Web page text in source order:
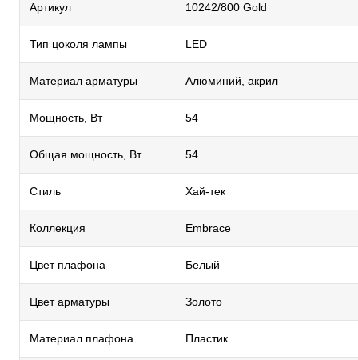
Артикул 10242/800 Gold
Тип цоколя лампы LED
Материал арматуры Алюминий, акрил
Мощность, Вт 54
Общая мощность, Вт 54
Стиль Хай-тек
Коллекция Embrace
Цвет плафона Белый
Цвет арматуры Золото
Материал плафона Пластик